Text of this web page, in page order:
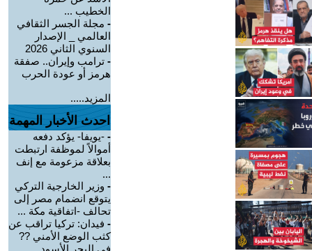
الخطيب ...
- مجلة الجسر الثقافي
العالمي _ الإصدار
السنوي الثاني 2026
- ترامب وإيران.. صفقة
هرمز أو عودة الحرب
المزيد.....
احدث الأخبار المهمة
- -يويفا- يؤكد دفعه
أموالاً لموظفة ارتبطت
بعلاقة مزعومة مع إنف
...
- وزير الخارجية التركي
يتوقع انضمام مصر إلى
تحالف -اتفاقية مكة ...
- فيدان: تركيا تراقب عن
كثب الوضع الأمني ??
في البحر الأسود